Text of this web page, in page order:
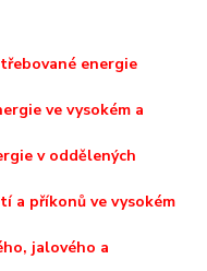
energie
ve vysokém a
v oddělených
a příkonů ve vysokém
jalového a